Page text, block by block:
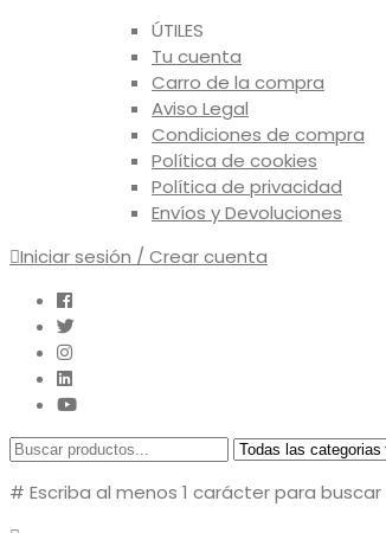
ÚTILES
Tu cuenta
Carro de la compra
Aviso Legal
Condiciones de compra
Política de cookies
Política de privacidad
Envíos y Devoluciones
Iniciar sesión / Crear cuenta
# Escriba al menos 1 carácter para buscar